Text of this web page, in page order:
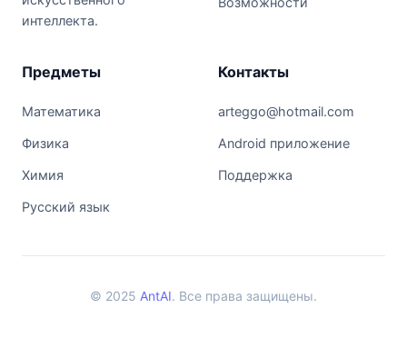
интеллекта.
Предметы
Математика
Физика
Химия
Русский язык
Контакты
arteggo@hotmail.com
Android приложение
Поддержка
© 2025 AntAI. Все права защищены.